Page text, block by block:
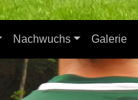
Nachwuchs Galerie